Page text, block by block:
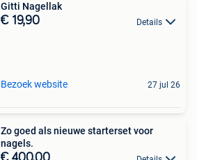
Gitti Nagellak
€ 19,90 Details
Bezoek website 27 jul 26
Zo goed als nieuwe starterset voor
nagels.